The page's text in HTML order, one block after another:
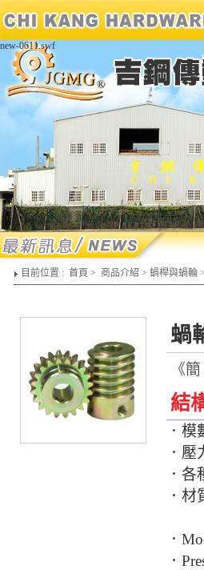
new-0611.swf
目前位置 : 首頁 > 商品介紹 > 蝸桿與蝸輪 >
蝸
《
結
．
．壓
．
．
．
．